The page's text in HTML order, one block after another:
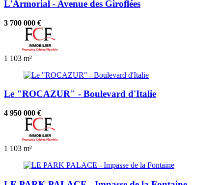
L'Armorial - Avenue des Giroflées
3 700 000 €
1 103 m²
Le "ROCAZUR" - Boulevard d'Italie
4 950 000 €
1 103 m²